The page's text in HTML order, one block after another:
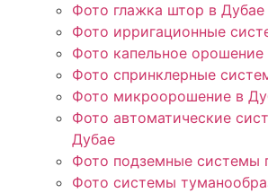
Фото глажка штор в Дубае
Фото ирригационные
Фото капельное орошение
Фото спринклерные
Фото микроорошение в
Фото автоматические
Дубае
Фото подземные системы
Фото системы